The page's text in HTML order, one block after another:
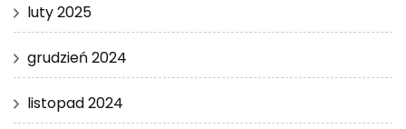
luty 2025
grudzień 2024
listopad 2024